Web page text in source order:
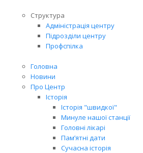
Структура
Адміністрація центру
Підрозділи центру
Профспілка
Головна
Новини
Про Центр
Історія
Історія "швидкої"
Минуле нашої станції
Головні лікарі
Пам’ятні дати
Сучасна історія